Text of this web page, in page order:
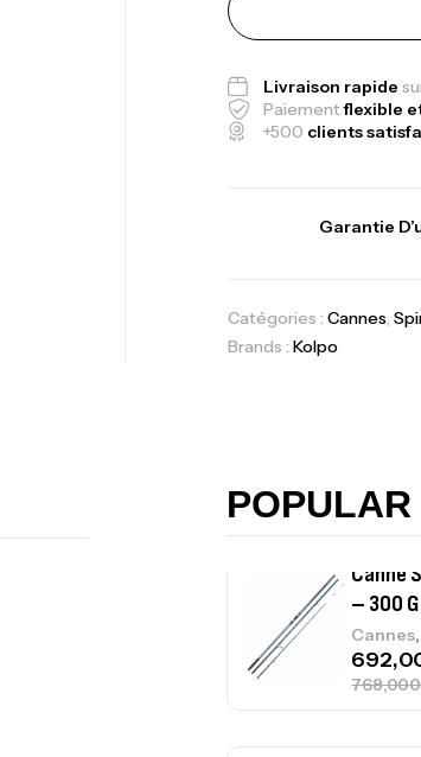
Livraison rapide
Paiementflexible
+500 clients
Garantie
Catégories : Cannes,
Brands : Kolpo
POPULAR
Canne
– 300 G
Cannes,